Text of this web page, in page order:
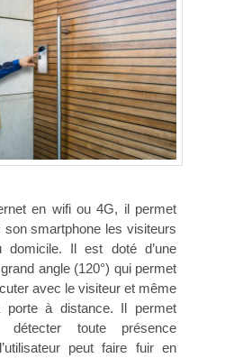
en wifi ou 4G, il permet
son smartphone les visiteurs
domicile. Il est doté d’une
angle (120°) qui permet
avec le visiteur et même
à distance. Il permet
détecter toute présence
peut faire fuir en